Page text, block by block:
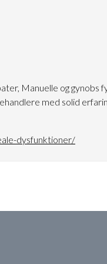
Manuelle og gynobs
med solid
dysfunktioner/